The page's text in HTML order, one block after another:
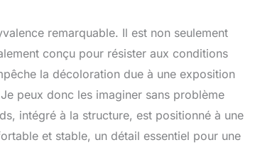
remarquable. Il est non seulement
conçu pour résister aux conditions
la décoloration due à une exposition
peux donc les imaginer sans problème
intégré à la structure, est positionné à une
et stable, un détail essentiel pour une